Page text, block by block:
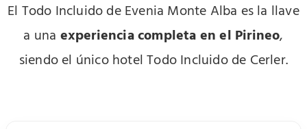
El Todo Incluido de Evenia Monte Alba es la llave
a una experiencia completa en el Pirineo,
siendo el único hotel Todo Incluido de Cerler.